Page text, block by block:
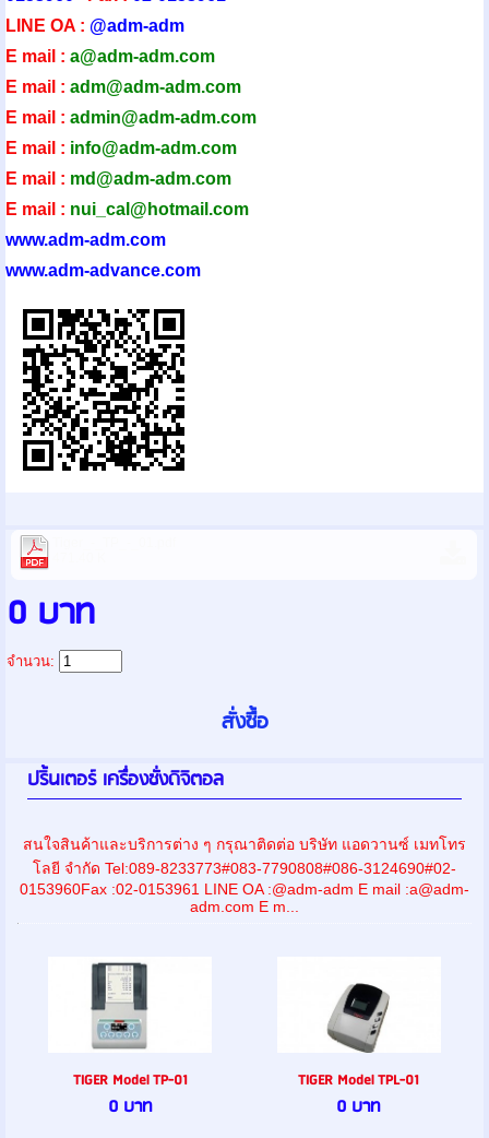
LINE OA : @adm-adm
E mail : a@adm-adm.com
E mail : adm@adm-adm.com
E mail : admin@adm-ad m.com
E mail : info@adm-adm.com
E mail : md@adm-adm.com
E mail : nui_cal@hotmail.com
www.adm-adm.com
www.adm-advance.com
0 บาท
จำนวน:
ปริ้นเตอร์ เครื่องชั่งดิจิตอล
สนใจสินค้าและบริการต่าง ๆ กรุณาติดต่อ บริษัท แอดวานซ์ เมทโทร
โลยี จำกัด Tel:089-8233773#083-7790808#086-3124690#02-
0153960Fax :02-0153961 LINE OA :@adm-adm E mail :a@adm-
adm.com E m...
TIGER Model TP-01
0 บาท
TIGER Model TPL-01
0 บาท